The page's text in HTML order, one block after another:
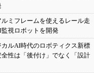
ミフレームを使えるレール走
視ロボットを開発
カルAI時代のロボティクス新標
全性は「後付け」でなく「設計